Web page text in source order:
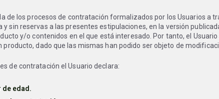
de los procesos de contratación formalizados por los Usuarios a
sin reservas a las presentes estipulaciones, en la versión
y/o contenidos en el que está interesado. Por tanto, el
dado que las mismas han podido ser objeto de
de contratación el Usuario declara:
de edad.